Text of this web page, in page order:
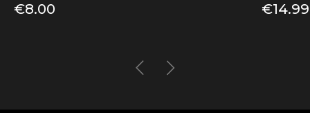
€8.00 €14.99